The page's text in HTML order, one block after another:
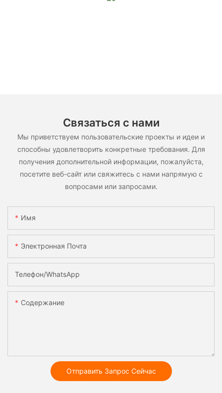
Связаться с нами
Мы приветствуем пользовательские проекты и идеи и
способны удовлетворить конкретные требования. Для
получения дополнительной информации, пожалуйста,
посетите веб-сайт или свяжитесь с нами напрямую с
вопросами или запросами.
Имя
Электронная Почта
Телефон/WhatsApp
Содержание
Отправить Запрос Сейчас